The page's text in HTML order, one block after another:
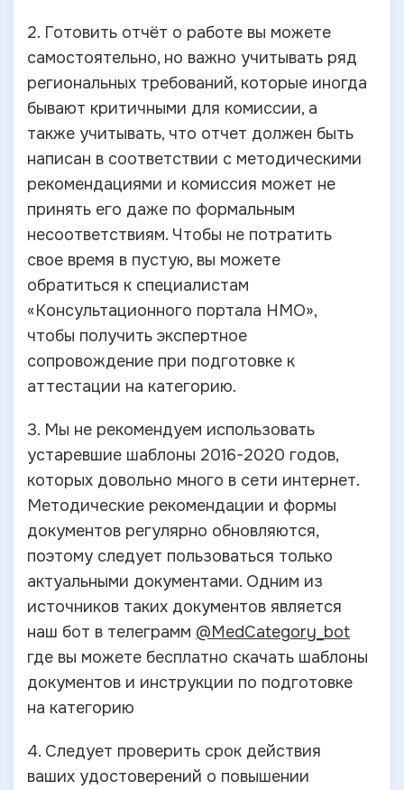
2. Готовить отчёт о работе вы можете
самостоятельно, но важно учитывать ряд
региональных требований, которые иногда
бывают критичными для комиссии, а
также учитывать, что отчет должен быть
написан в соответствии с методическими
рекомендациями и комиссия может не
принять его даже по формальным
несоответствиям. Чтобы не потратить
свое время в пустую, вы можете
обратиться к специалистам
«Консультационного портала НМО»,
чтобы получить экспертное
сопровождение при подготовке к
аттестации на категорию.
3. Мы не рекомендуем использовать
устаревшие шаблоны 2016-2020 годов,
которых довольно много в сети интернет.
Методические рекомендации и формы
документов регулярно обновляются,
поэтому следует пользоваться только
актуальными документами. Одним из
источников таких документов является
наш бот в телеграмм @MedCategory_bot
где вы можете бесплатно скачать шаблоны
документов и инструкции по подготовке
на категорию
4. Следует проверить срок действия
ваших удостоверений о повышении